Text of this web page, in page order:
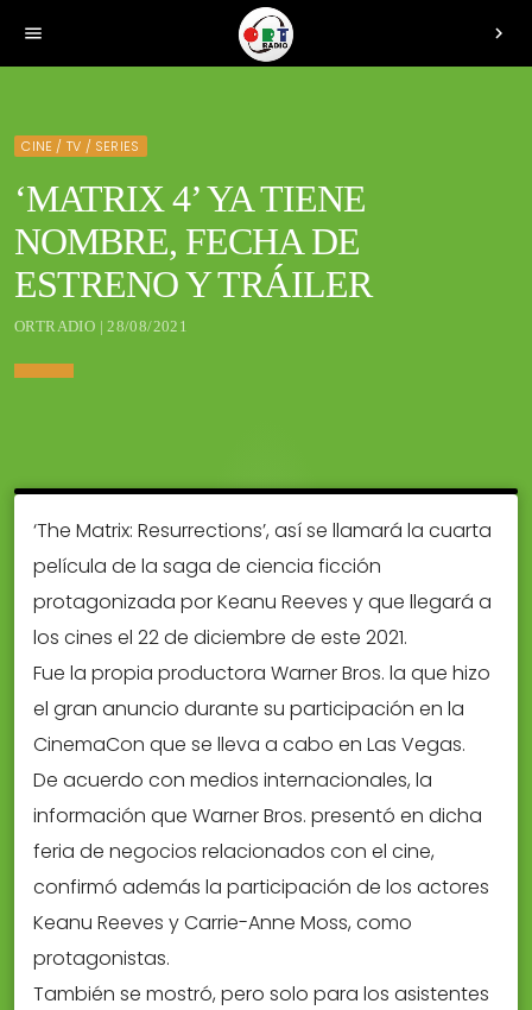
menu chevron_right
CINE / TV / SERIES
‘MATRIX 4’ YA TIENE
NOMBRE, FECHA DE
ESTRENO Y TRÁILER
ORTRADIO | 28/08/2021
‘The Matrix: Resurrections’, así se llamará la cuarta
película de la saga de ciencia ficción
protagonizada por Keanu Reeves y que llegará a
los cines el 22 de diciembre de este 2021.
Fue la propia productora Warner Bros. la que hizo
el gran anuncio durante su participación en la
CinemaCon que se lleva a cabo en Las Vegas.
De acuerdo con medios internacionales, la
información que Warner Bros. presentó en dicha
feria de negocios relacionados con el cine,
confirmó además la participación de los actores
Keanu Reeves y Carrie-Anne Moss, como
protagonistas.
También se mostró, pero solo para los asistentes